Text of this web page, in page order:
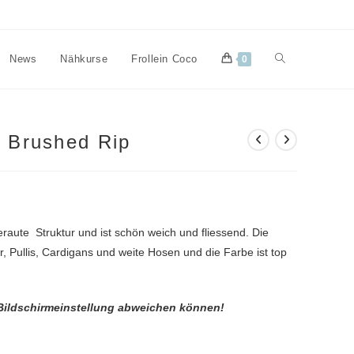
News Nähkurse Frollein Coco 0 Website-
Rip
Struktur und ist schön weich und fliessend. Die
Pullis, Cardigans und weite Hosen und die Farbe ist top
abweichen können!